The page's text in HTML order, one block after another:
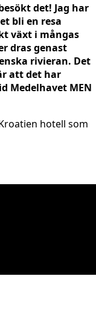
det! Jag har
bli en resa
växt i mångas
dras genast
rivieran. Det
att det har
Medelhavet MEN
hotell som